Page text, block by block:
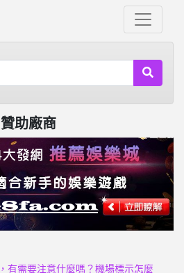
贊助廠商
有需要注意什麼嗎？機場標示怎麼